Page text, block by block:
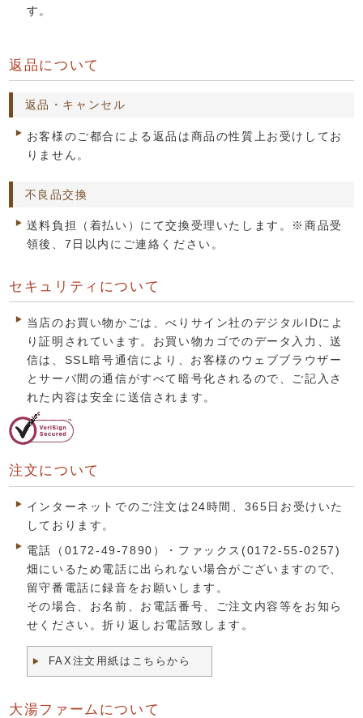
す。
返品について
返品・キャンセル
お客様のご都合による返品は商品の性質上お受けしてお
りません。
不良品交換
送料負担（着払い）にて交換受理いたします。※商品受
領後、7日以内にご連絡ください。
セキュリティについて
当店のお買い物かごは、べりサイン社のデジタルIDによ
り証明されています。お買い物カゴでのデータ入力、送
信は、SSL暗号通信により、お客様のウェブブラウザー
とサーバ間の通信がすべて暗号化されるので、ご記入さ
れた内容は安全に送信されます。
注文について
インターネットでのご注文は24時間、365日お受けいた
しております。
電話（0172-49-7890）・ファックス(0172-55-0257)
畑にいるため電話に出られない場合がございますので、
留守番電話に録音をお願いします。
その場合、お名前、お電話番号、ご注文内容等をお知ら
せください。折り返しお電話致します。
FAX注文用紙はこちらから
大湯ファームについて